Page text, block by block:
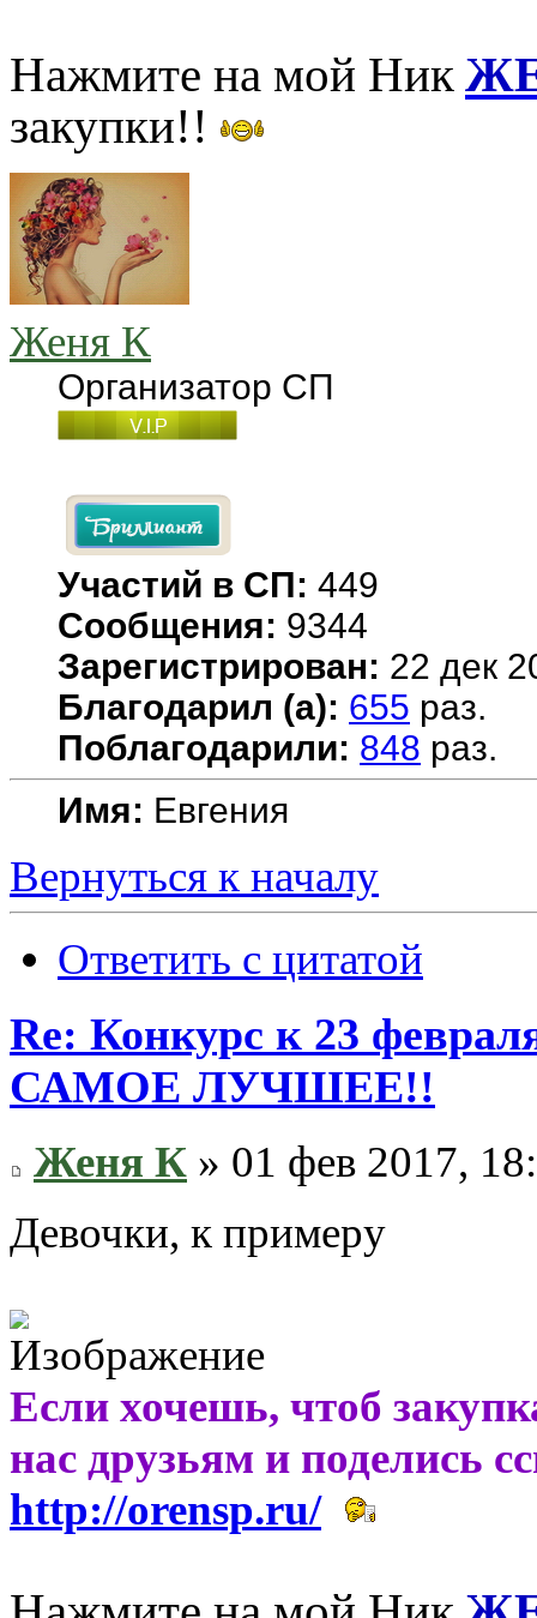
Нажмите на мой Ник
закупки!!
Женя К
Организатор СП
Участий в СП: 449
Сообщения: 9344
Зарегистрирован: 22 дек
Благодарил (а): 655 раз.
Поблагодарили: 848 раз.
Имя: Евгения
Вернуться к началу
Ответить с цитатой
Re: Конкурс к 23
САМОЕ ЛУЧШЕЕ!!
Женя К » 01 фев 2017,
Девочки, к примеру
Если хочешь, чтоб
нас друзьям и поделись
http://orensp.ru/